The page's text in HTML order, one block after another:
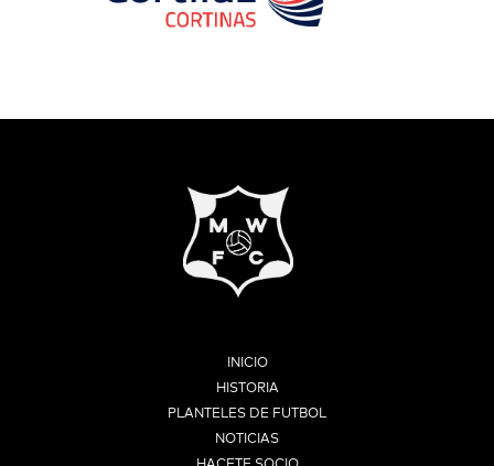
INICIO
HISTORIA
PLANTELES DE FUTBOL
NOTICIAS